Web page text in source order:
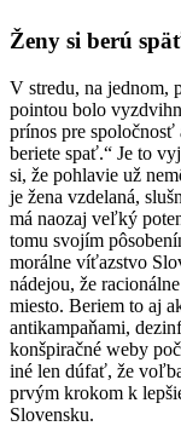
Ženy si berú
V stredu, na jednom,
pointou bolo
prínos pre
beriete spať.“ Je to
si, že pohlavie už
je žena vzdelaná,
má naozaj veľký
tomu svojím
morálne víťazstvo
nádejou, že
miesto. Beriem to aj
antikampaňami,
konšpiračné weby
iné len dúfať, že
prvým krokom k
Slovensku.